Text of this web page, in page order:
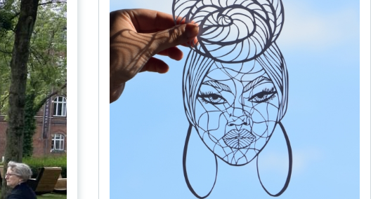
alinapapercut.com
Ръчно изрязани картини